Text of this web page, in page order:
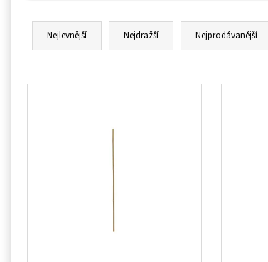
Ř
z
Nejlevnější Nejdražší Nejprodávanější
V